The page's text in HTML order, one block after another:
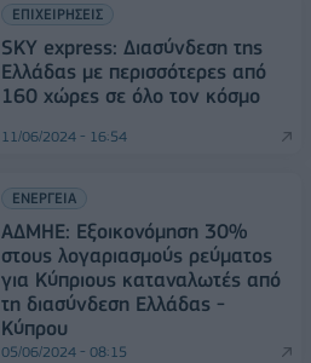
ΕΠΙΧΕΙΡΗΣΕΙΣ
SKY express: Διασύνδεση της
Ελλάδας με περισσότερες από
160 χώρες σε όλο τον κόσμο
11/06/2024 - 16:54
ΕΝΕΡΓΕΙΑ
ΑΔΜΗΕ: Εξοικονόμηση 30%
στους λογαριασμούς ρεύματος
για Κύπριους καταναλωτές από
τη διασύνδεση Ελλάδας -
Κύπρου
05/06/2024 - 08:15